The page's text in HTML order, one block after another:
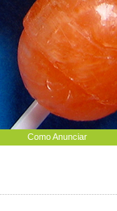
Como Anunciar